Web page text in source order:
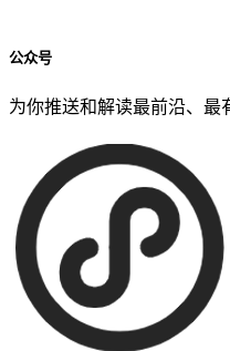
公众号
为你推送和解读最前沿、最